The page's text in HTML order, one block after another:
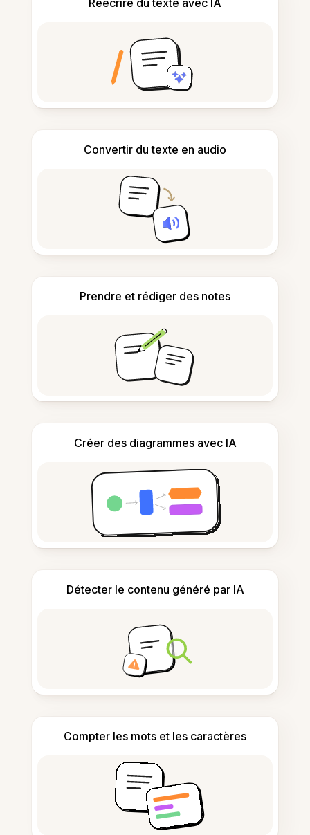
Réécrire du texte avec IA
Convertir du texte en audio
Prendre et rédiger des notes
Créer des diagrammes avec IA
Détecter le contenu généré par IA
Compter les mots et les caractères